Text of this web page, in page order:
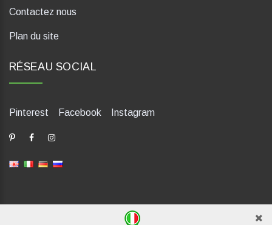
Contactez nous
Plan du site
RÉSEAU SOCIAL
Pinterest Facebook Instagram